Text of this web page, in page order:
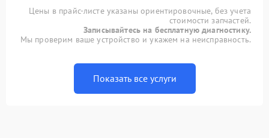
Цены в прайс-листе указаны ориентировочные, без учета
стоимости запчастей.
Записывайтесь на бесплатную диагностику.
Мы проверим ваше устройство и укажем на неисправность.
Показать все услуги